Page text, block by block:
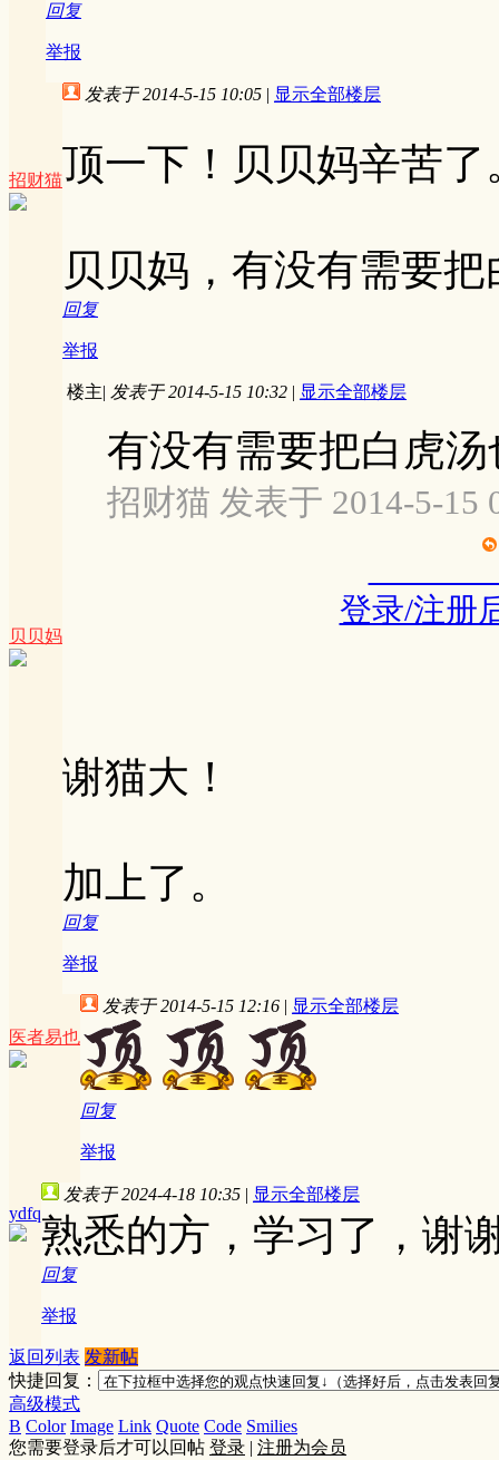
回复
举报
招财猫
发表于 2014-5-15 10:05 | 显示全部楼层
顶一下！贝贝妈辛苦了
贝贝妈，有没有需要
回复
举报
贝贝妈
楼主| 发表于 2014-5-15 10:32 | 显示全部楼层
有没有需要把白虎
招财猫 发表于 2014-5-15
登录/注册
谢猫大！
加上了。
回复
举报
医者易也
发表于 2014-5-15 12:16 | 显示全部楼层
回复
举报
ydfq
发表于 2024-4-18 10:35 | 显示全部楼层
熟悉的方，学习了，谢
回复
举报
返回列表 发新帖
快捷回复：
高级模式
B Color Image Link Quote Code Smilies
您需要登录后才可以回帖 登录 | 注册为会员